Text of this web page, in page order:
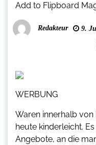
Add to Flipboard
Redakteur 9.
WERBUNG
Waren innerhalb
heute kinderleicht.
Angebote, an die